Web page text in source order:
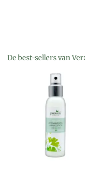
De best-sellers van